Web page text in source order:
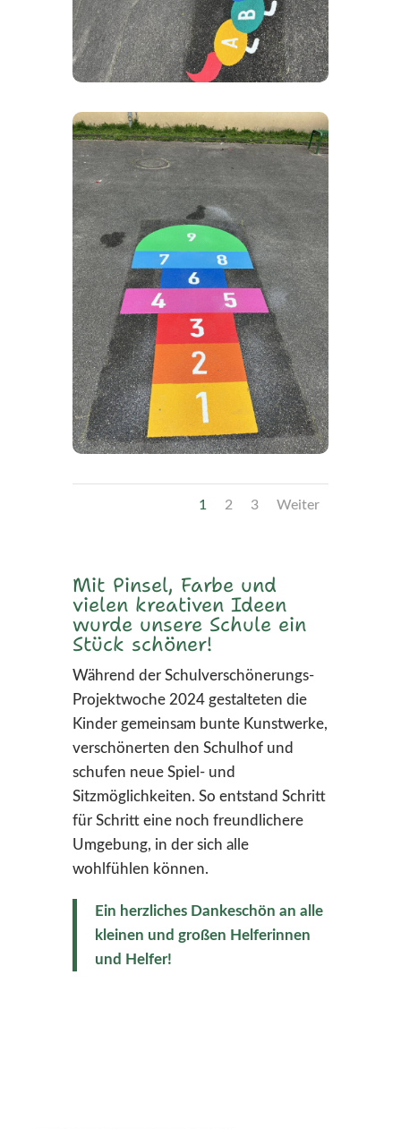
1 2 3 Weiter
Mit Pinsel, Farbe und
vielen kreativen Ideen
wurde unsere Schule ein
Stück schöner!
Während der Schulverschönerungs-
Projektwoche 2024 gestalteten die
Kinder gemeinsam bunte Kunstwerke,
verschönerten den Schulhof und
schufen neue Spiel- und
Sitzmöglichkeiten. So entstand Schritt
für Schritt eine noch freundlichere
Umgebung, in der sich alle
wohlfühlen können.
Ein herzliches Dankeschön an alle
kleinen und großen Helferinnen
und Helfer!